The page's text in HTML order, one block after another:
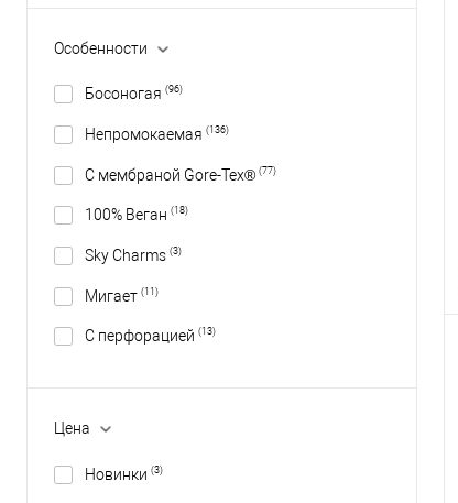
Особенности
Босоногая (96)
Непромокаемая (136)
С мембраной Gore-Tex® (77)
100% Веган (18)
Sky Charms (3)
Мигает (11)
С перфорацией (13)
Цена
Новинки (3)